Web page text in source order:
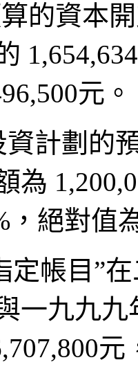
的資本
元。
計劃的
為
，絕對值
定帳目”
一九九九